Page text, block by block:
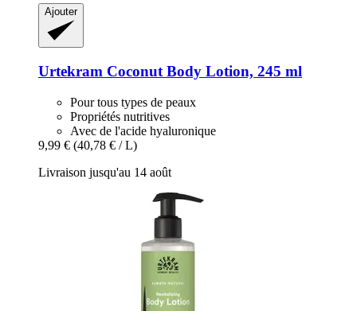
Ajouter
Urtekram Coconut Body Lotion, 245 ml
Pour tous types de peaux
Propriétés nutritives
Avec de l'acide hyaluronique
9,99 € (40,78 € / L)
Livraison jusqu'au 14 août